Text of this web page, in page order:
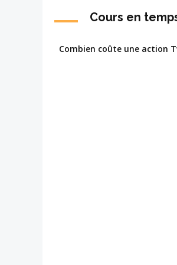
Cours en
Combien coûte une action